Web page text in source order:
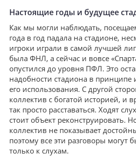
Настоящие годы и будущее
Как мы могли наблюдать,
года в год падала на стадионе,
игроки играли в самой лучшей
была ФНЛ, а сейчас и вовсе
опустился до уровня ПФЛ. Это
надобности стадиона в принципе
его использования. С другой
коллектив с богатой историей, и
так просто расставаться. Ходят
стоит объект реконструировать.
коллектив не показывает
поэтому все эти разговоры могут
только к слухам.